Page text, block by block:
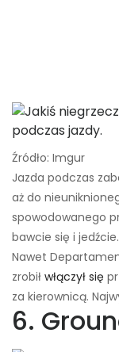
Źródło: Imgur
Jazda podczas
aż do
spowodowanego
bawcie się i jedźcie.
Nawet
zrobił włączył się
za kierownicą.
6.